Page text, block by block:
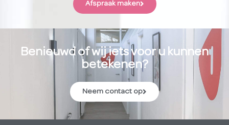
Afspraak maken
Benieuwd of wij iets voor u kunnen
betekenen?
Neem contact op